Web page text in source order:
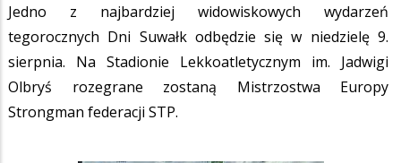
Jedno z najbardziej widowiskowych wydarzeń
tegorocznych Dni Suwałk odbędzie się w niedzielę 9.
sierpnia. Na Stadionie Lekkoatletycznym im. Jadwigi
Olbryś rozegrane zostaną Mistrzostwa Europy
Strongman federacji STP.